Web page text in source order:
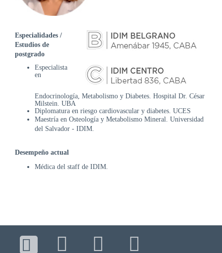
DE
AUTOGESTIÓN
CENTRAL
DE
TURNOS
5031-
TURNOS
RECETAS
ONLINE
Especialidades /
Estudios de
postgrado
Especialista
en
Endocrinología, Metabolismo y Diabetes. Hospital Dr. César
Milstein. UBA
Diplomatura en riesgo cardiovascular y diabetes. UCES
Maestría en Osteología y Metabolismo Mineral. Universidad
del Salvador - IDIM.
Desempeño actual
Médica del staff de IDIM.